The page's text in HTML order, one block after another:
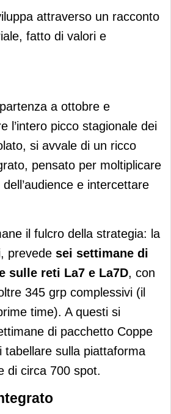
attraverso un racconto
fatto di valori e
a ottobre e
l’intero picco stagionale dei
si avvale di un ricco
pensato per moltiplicare
e intercettare
il fulcro della strategia: la
prevede sei settimane di
sulle reti La7 e La7D, con
345 grp complessivi (il
time). A questi si
di pacchetto Coppe
tabellare sulla piattaforma
di circa 700 spot.